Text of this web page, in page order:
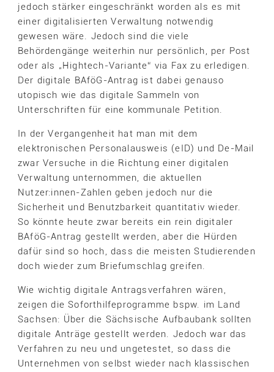
jedoch stärker eingeschränkt worden als es mit
einer digitalisierten Verwaltung notwendig
gewesen wäre. Jedoch sind die viele
Behördengänge weiterhin nur persönlich, per Post
oder als „Hightech-Variante“ via Fax zu erledigen.
Der digitale BAföG-Antrag ist dabei genauso
utopisch wie das digitale Sammeln von
Unterschriften für eine kommunale Petition.
In der Vergangenheit hat man mit dem
elektronischen Personalausweis (eID) und De-Mail
zwar Versuche in die Richtung einer digitalen
Verwaltung unternommen, die aktuellen
Nutzer:innen-Zahlen geben jedoch nur die
Sicherheit und Benutzbarkeit quantitativ wieder.
So könnte heute zwar bereits ein rein digitaler
BAföG-Antrag gestellt werden, aber die Hürden
dafür sind so hoch, dass die meisten Studierenden
doch wieder zum Briefumschlag greifen.
Wie wichtig digitale Antragsverfahren wären,
zeigen die Soforthilfeprogramme bspw. im Land
Sachsen: Über die Sächsische Aufbaubank sollten
digitale Anträge gestellt werden. Jedoch war das
Verfahren zu neu und ungetestet, so dass die
Unternehmen von selbst wieder nach klassischen